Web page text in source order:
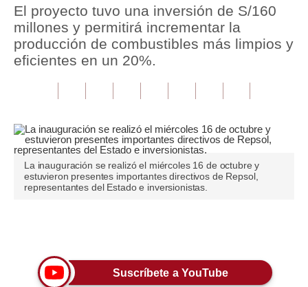
Política
Tu Dinero
Finanzas Personales
Opinión
Editorial
Tendencias
Lujo
El proyecto tuvo una inversión de S/160
millones y permitirá incrementar la
producción de combustibles más limpios y
eficientes en un 20%.
La inauguración se realizó el miércoles 16 de octubre y
estuvieron presentes importantes directivos de Repsol,
representantes del Estado e inversionistas.
Suscríbete a YouTube